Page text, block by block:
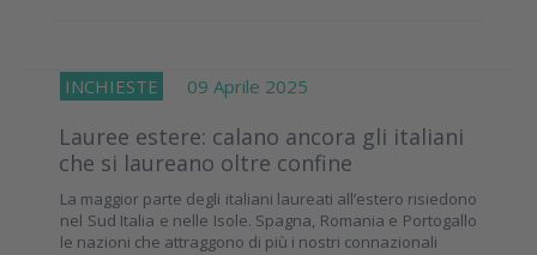
INCHIESTE 09 Aprile 2025
Lauree estere: calano ancora gli italiani
che si laureano oltre confine
La maggior parte degli italiani laureati all’estero risiedono
nel Sud Italia e nelle Isole. Spagna, Romania e Portogallo
le nazioni che attraggono di più i nostri connazionali